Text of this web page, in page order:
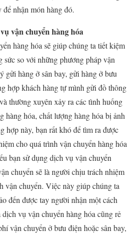
nhận món hàng đó.
vận chuyển hàng hóa
hàng hóa sẽ giúp chúng ta tiết kiệm
sức so với những phương pháp vận
gửi hàng ở sân bay, gửi hàng ở bưu
hợp khách hàng tự mình gửi đồ thông
thường xuyên xảy ra các tình huống
hàng hóa, chất lượng hàng hóa bị ảnh
này, bạn rất khó để tìm ra được
cho quá trình vận chuyển hàng hóa
bạn sử dụng dịch vụ vận chuyển
chuyển sẽ là người chịu trách nhiệm
vận chuyển. Việc này giúp chúng ta
đến được tay người nhận một cách
vụ vận chuyển hàng hóa cũng rẻ
vận chuyển ở bưu điện hoặc sân bay,